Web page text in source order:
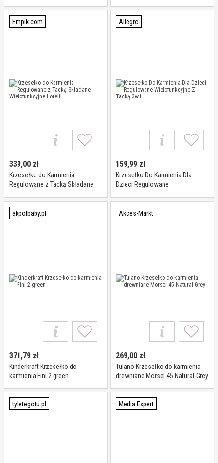
Empik.com
339,00 zł
Krzesełko do Karmienia
Regulowane z Tacką Składane
Allegro
159,99 zł
Krzesełko Do Karmienia Dla
Dzieci Regulowane
akpolbaby.pl
371,79 zł
Kinderkraft Krzesełko do
karmienia Fini 2 green
Akces-Markt
269,00 zł
Tulano Krzesełko do karmienia
drewniane Morsel 45 Natural-Grey
tyletegotu.pl Media Expert